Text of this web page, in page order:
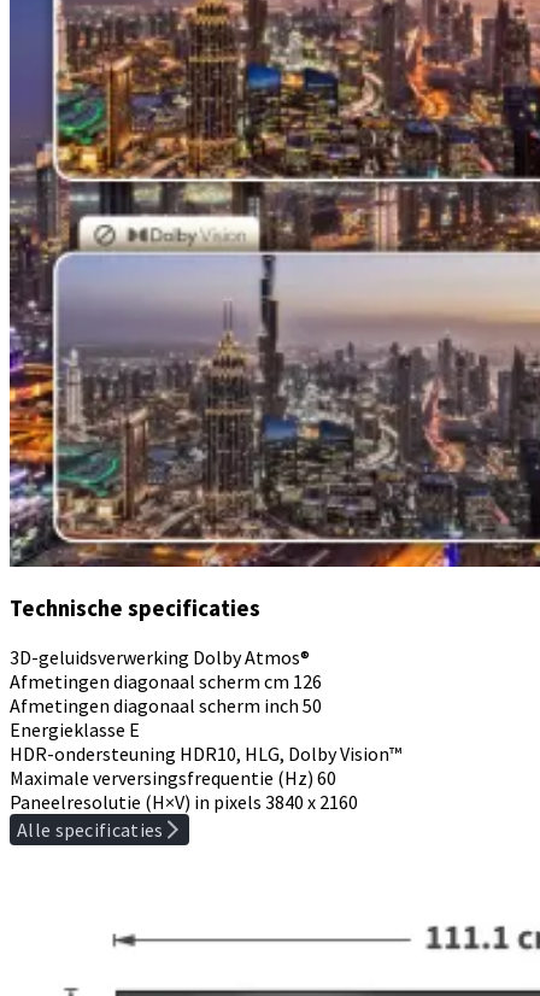
Technische specificaties
3D-geluidsverwerking Dolby Atmos®
Afmetingen diagonaal scherm cm 126
Afmetingen diagonaal scherm inch 50
Energieklasse E
HDR-ondersteuning HDR10, HLG, Dolby Vision™
Maximale verversingsfrequentie (Hz) 60
Paneelresolutie (H×V) in pixels 3840 x 2160
Alle specificaties